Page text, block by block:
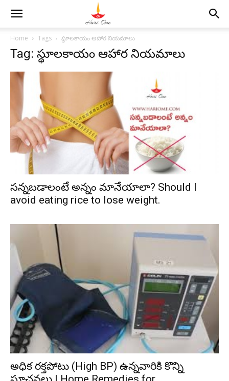
Home Tags స్థూలకాయం ఆహార నియమాలు
Tag: స్థూలకాయం ఆహార నియమాలు
సన్నబడాలంటే అన్నం మానేయాలా? Should I
avoid eating rice to lose weight.
అధిక రక్తపోటు (High BP) ఉన్నవారికి కొన్ని